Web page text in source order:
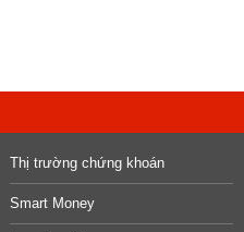
Thị trường chứng khoán
Smart Money